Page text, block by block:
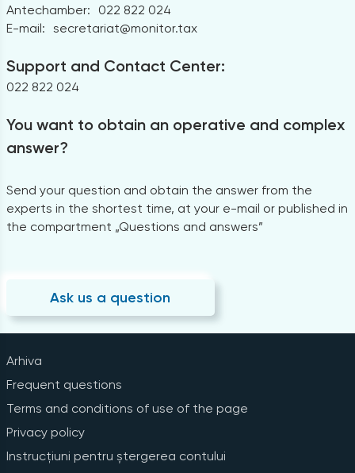
Antechamber:
022 822 024
E-mail: secretariat@monitor.tax
Support and Contact Center:
022 822 024
You want to obtain an operative and complex
answer?
Send your question and obtain the answer from the
experts in the shortest time, at your e-mail or published in
the compartment „Questions and answers”
Ask us a question
Arhiva
Frequent questions
Terms and conditions of use of the page
Privacy policy
Instrucțiuni pentru ștergerea contului